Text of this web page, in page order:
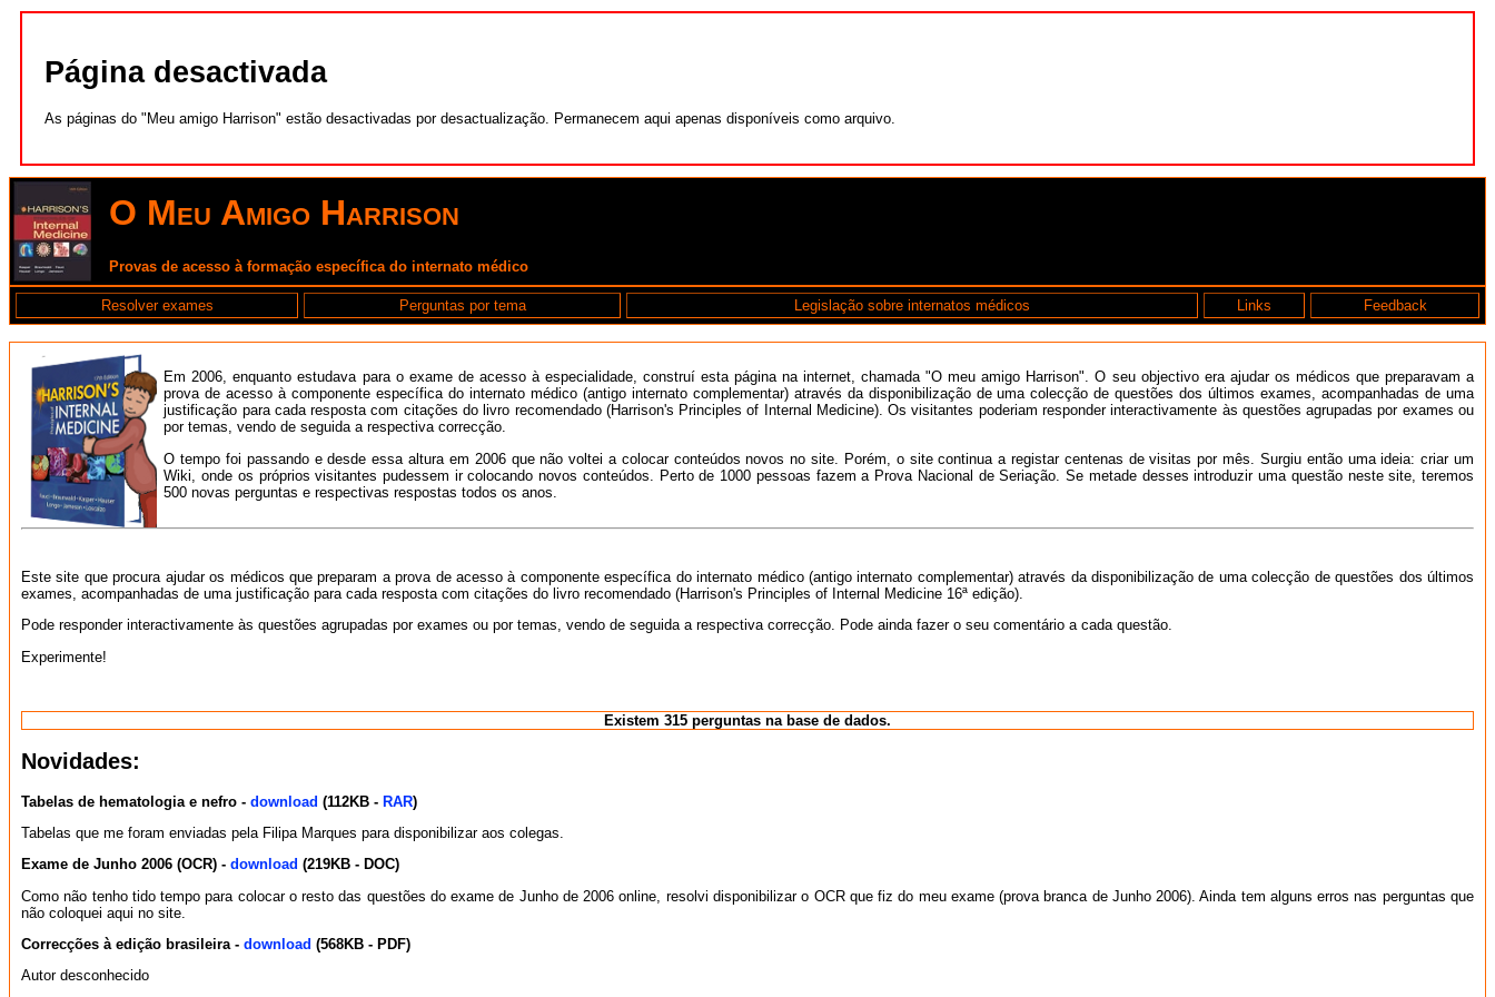
Página desactivada
As páginas do "Meu amigo Harrison" estão desactivadas por desactualização. Permanecem aqui apenas disponíveis como arquivo.
O Meu Amigo Harrison
Provas de acesso à formação específica do internato médico
Resolver exames Perguntas por tema Legislação sobre internatos médicos Links Feedback
Em 2006, enquanto estudava para o exame de acesso à especialidade, construí esta página na internet, chamada "O meu amigo Harrison". O seu objectivo era ajudar os médicos que preparavam a
prova de acesso à componente específica do internato médico (antigo internato complementar) através da disponibilização de uma colecção de questões dos últimos exames, acompanhadas de uma
justificação para cada resposta com citações do livro recomendado (Harrison's Principles of Internal Medicine). Os visitantes poderiam responder interactivamente às questões agrupadas por exames ou
por temas, vendo de seguida a respectiva correcção.
O tempo foi passando e desde essa altura em 2006 que não voltei a colocar conteúdos novos no site. Porém, o site continua a registar centenas de visitas por mês. Surgiu então uma ideia: criar um
Wiki, onde os próprios visitantes pudessem ir colocando novos conteúdos. Perto de 1000 pessoas fazem a Prova Nacional de Seriação. Se metade desses introduzir uma questão neste site, teremos
500 novas perguntas e respectivas respostas todos os anos.
Este site que procura ajudar os médicos que preparam a prova de acesso à componente específica do internato médico (antigo internato complementar) através da disponibilização de uma colecção de questões dos últimos
exames, acompanhadas de uma justificação para cada resposta com citações do livro recomendado (Harrison's Principles of Internal Medicine 16ª edição).
Pode responder interactivamente às questões agrupadas por exames ou por temas, vendo de seguida a respectiva correcção. Pode ainda fazer o seu comentário a cada questão.
Experimente!
Existem 315 perguntas na base de dados.
Novidades:
Tabelas de hematologia e nefro - download (112KB - RAR)
Tabelas que me foram enviadas pela Filipa Marques para disponibilizar aos colegas.
Exame de Junho 2006 (OCR) - download (219KB - DOC)
Como não tenho tido tempo para colocar o resto das questões do exame de Junho de 2006 online, resolvi disponibilizar o OCR que fiz do meu exame (prova branca de Junho 2006). Ainda tem alguns erros nas perguntas que
não coloquei aqui no site.
Correcções à edição brasileira - download (568KB - PDF)
Autor desconhecido